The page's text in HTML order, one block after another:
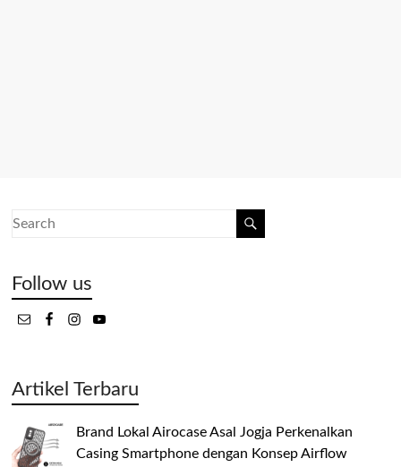
Follow us
Artikel Terbaru
Brand Lokal Airocase Asal Jogja Perkenalkan
Casing Smartphone dengan Konsep Airflow